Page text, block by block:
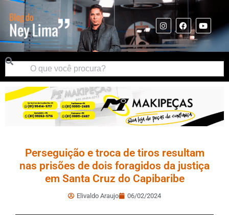
Perseguição e troca de tiros resultam
nas prisões de dois foragidos da justiça
em Santa Cruz do Capibaribe
Elivaldo Araujo 06/02/2024